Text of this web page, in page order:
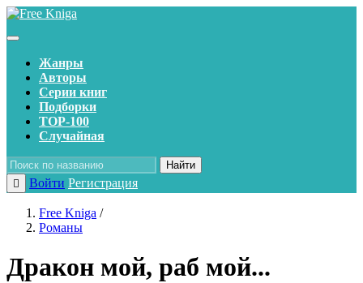
Жанры
Авторы
Серии книг
Подборки
TOP-100
Случайная
Найти
Войти Регистрация
Free Kniga /
Романы
Дракон мой, раб мой...